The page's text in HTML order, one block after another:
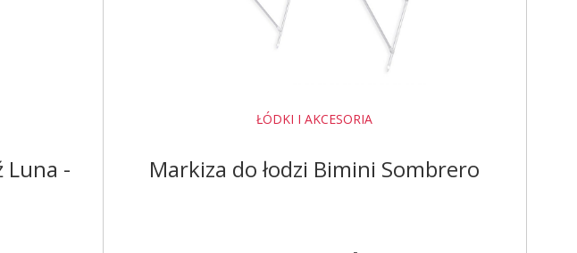
Luna -
ŁÓDKI I AKCESORIA
Markiza do łodzi Bimini Sombrero